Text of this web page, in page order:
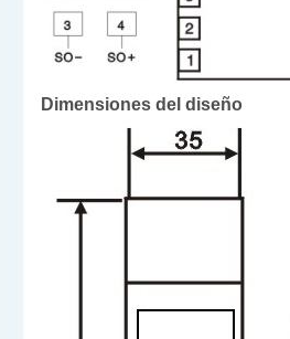
Dimensiones del diseño